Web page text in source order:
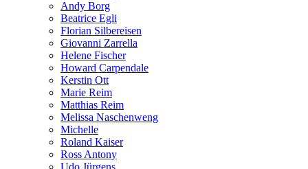
Andy Borg
Beatrice Egli
Florian Silbereisen
Giovanni Zarrella
Helene Fischer
Howard Carpendale
Kerstin Ott
Marie Reim
Matthias Reim
Melissa Naschenweng
Michelle
Roland Kaiser
Ross Antony
Udo Jürgens